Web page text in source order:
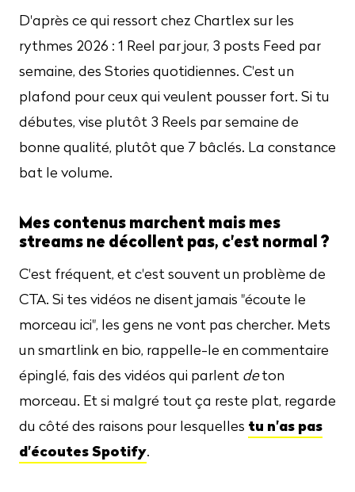
D'après ce qui ressort chez Chartlex sur les
rythmes 2026 : 1 Reel par jour, 3 posts Feed par
semaine, des Stories quotidiennes. C'est un
plafond pour ceux qui veulent pousser fort. Si tu
débutes, vise plutôt 3 Reels par semaine de
bonne qualité, plutôt que 7 bâclés. La constance
bat le volume.
Mes contenus marchent mais mes
streams ne décollent pas, c'est normal ?
C'est fréquent, et c'est souvent un problème de
CTA. Si tes vidéos ne disent jamais "écoute le
morceau ici", les gens ne vont pas chercher. Mets
un smartlink en bio, rappelle-le en commentaire
épinglé, fais des vidéos qui parlent deton
morceau. Et si malgré tout ça reste plat, regarde
du côté des raisons pour lesquelles tu n'as pas
d'écoutes Spotify.